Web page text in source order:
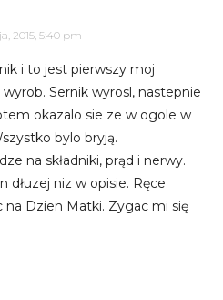
2015, 5:40 pm
i to jest pierwszy moj
Sernik wyrosl, nastepnie
okazalo sie ze w ogole w
bylo bryją.
na składniki, prąd i nerwy.
dłuzej niz w opisie. Ręce
na Dzien Matki. Zygac mi się